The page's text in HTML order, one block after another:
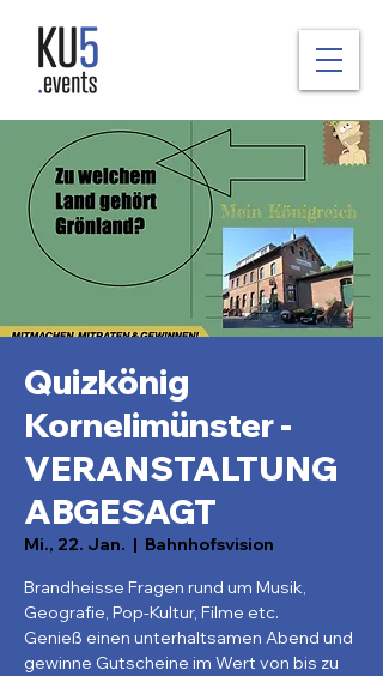
Quizkönig
Kornelimünster -
VERANSTALTUNG
ABGESAGT
Mi., 22. Jan.
  |
Bahnhofsvision
Brandheisse Fragen rund um Musik,
Geografie, Pop-Kultur, Filme etc.
Genieß einen unterhaltsamen Abend und
gewinne Gutscheine im Wert von bis zu